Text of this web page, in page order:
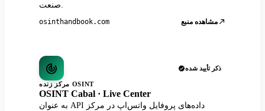
صنعت.
osinthandbook.com مشاهده منبع
ذکر تأیید شده
مرکز زنده OSINT
OSINT Cabal · Live Center
به عنوان API داده‌های پروفایل واتس‌اپ در مرکز